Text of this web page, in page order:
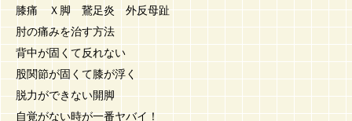
膝痛 Ｘ脚 鵞足炎 外反母趾
肘の痛みを治す方法
背中が固くて反れない
股関節が固くて膝が浮く
脱力ができない開脚
自覚がない時が一番ヤバイ！